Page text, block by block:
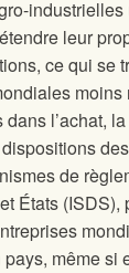
leur
ce qui se
moins
l’achat,
de
États
pays, même